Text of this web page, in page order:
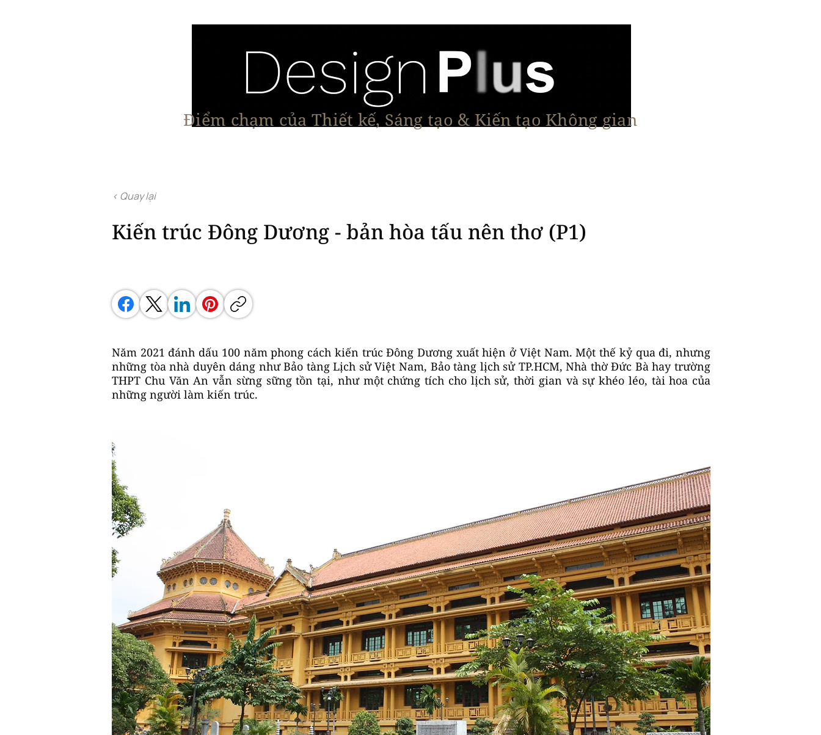
Điểm chạm của Thiết kế, Sáng tạo & Kiến tạo Không gian
< Quay lại
Kiến trúc Đông Dương - bản hòa tấu nên thơ (P1)
Năm 2021 đánh dấu 100 năm phong cách kiến trúc Đông Dương xuất hiện ở Việt Nam. Một thế kỷ qua đi, nhưng
những tòa nhà duyên dáng như Bảo tàng Lịch sử Việt Nam, Bảo tàng lịch sử TP.HCM, Nhà thờ Đức Bà hay trường
THPT Chu Văn An vẫn sừng sững tồn tại, như một chứng tích cho lịch sử, thời gian và sự khéo léo, tài hoa của
những người làm kiến trúc.